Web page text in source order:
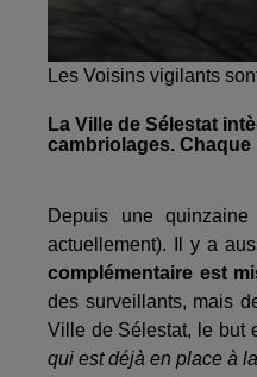
Les Voisins vigilants
La Ville de Sélestat
cambriolages.
Depuis une
actuellement). Il y a
complémentaire est
des surveillants, mais
Ville de Sélestat, le but
qui est déjà en place à